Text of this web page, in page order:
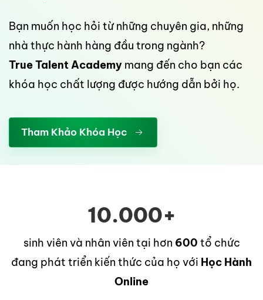
Bạn muốn học hỏi từ những chuyên gia, những
nhà thực hành hàng đầu trong ngành?
True Talent Academy mang đến cho bạn các
khóa học chất lượng được hướng dẫn bởi họ.
Tham Khảo Khóa Học
10.000+
sinh viên và nhân viên tại hơn 600 tổ chức
đang phát triển kiến thức của họ với Học Hành
Online